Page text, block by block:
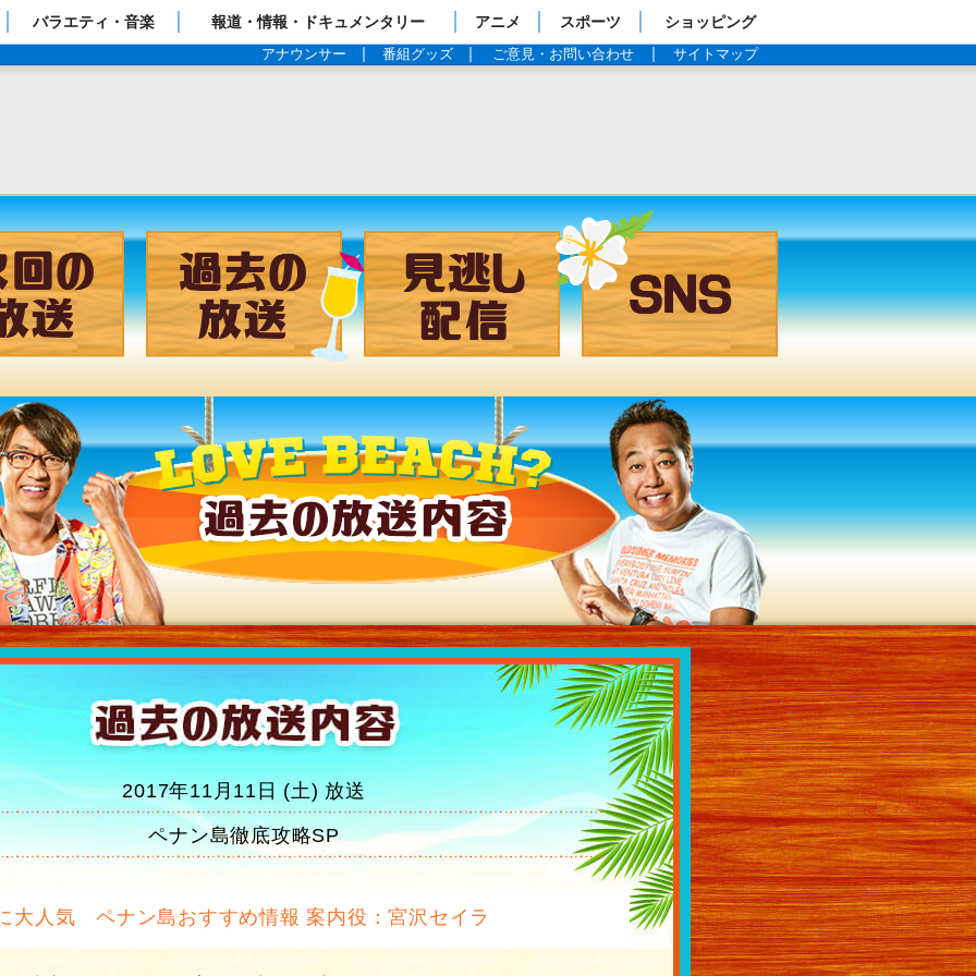
プページ
バラエティ・音楽 報道・情報・ドキュメンタリー アニメ スポーツ ショッピング
アナウンサー 番組グッズ ご意見・お問い合わせ サイトマップ
ャンネル 次回の放送 過去の放送 見逃し配信 SNS
過去の放送
過去の放送内容
2017年11月11日 (土) 放送
ペナン島徹底攻略SP
大人気 ペナン島おすすめ情報 案内役：宮沢セイラ